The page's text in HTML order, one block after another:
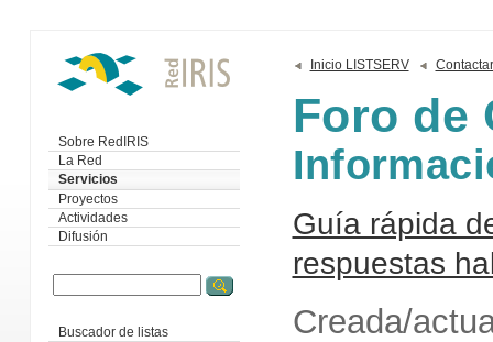
Sobre RedIRIS
La Red
Servicios
Proyectos
Actividades
Difusión
Buscador de listas
Inicio LISTSERV Contactar
Foro de
Guía rápida
respuestas
Creada/